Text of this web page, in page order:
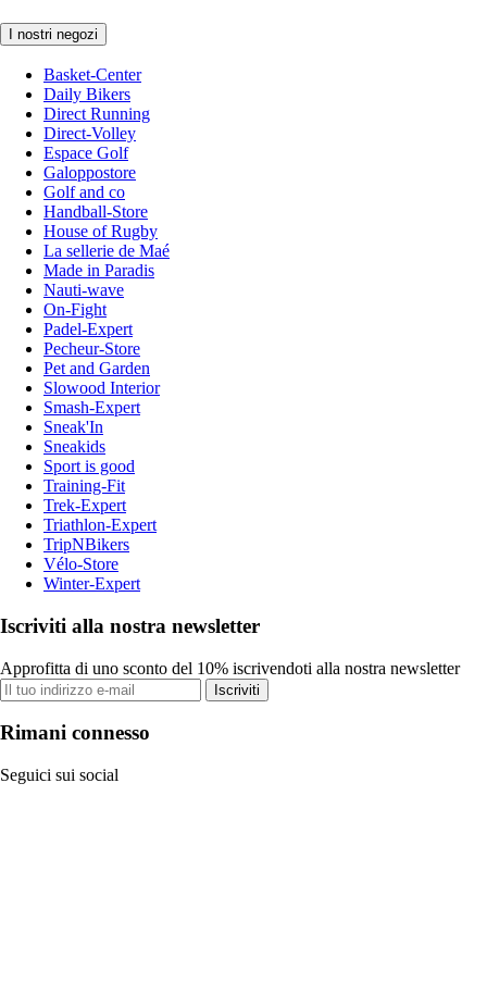
I nostri negozi
Basket-Center
Daily Bikers
Direct Running
Direct-Volley
Espace Golf
Galoppostore
Golf and co
Handball-Store
House of Rugby
La sellerie de Maé
Made in Paradis
Nauti-wave
On-Fight
Padel-Expert
Pecheur-Store
Pet and Garden
Slowood Interior
Smash-Expert
Sneak'In
Sneakids
Sport is good
Training-Fit
Trek-Expert
Triathlon-Expert
TripNBikers
Vélo-Store
Winter-Expert
Iscriviti alla nostra newsletter
Approfitta di uno sconto del 10% iscrivendoti alla nostra newsletter
Iscriviti
Rimani connesso
Seguici sui social